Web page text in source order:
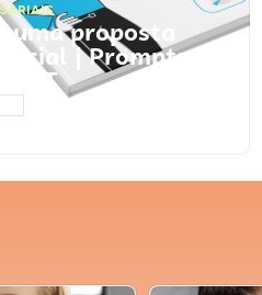
uma proposta
| Prompts